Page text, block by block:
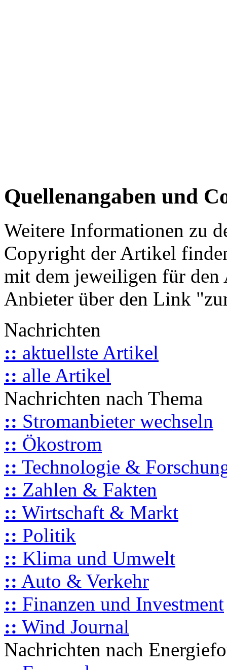
Quellenangaben und
Weitere Informationen zu
Copyright der Artikel
mit dem jeweiligen für
Anbieter über den Link
Nachrichten
:: aktuellste Artikel
:: alle Artikel
Nachrichten nach Thema
:: Stromanbieter wechseln
:: Ökostrom
:: Technologie &
:: Zahlen & Fakten
:: Wirtschaft & Markt
:: Politik
:: Klima und Umwelt
:: Auto & Verkehr
:: Finanzen und Investment
:: Wind Journal
Nachrichten nach